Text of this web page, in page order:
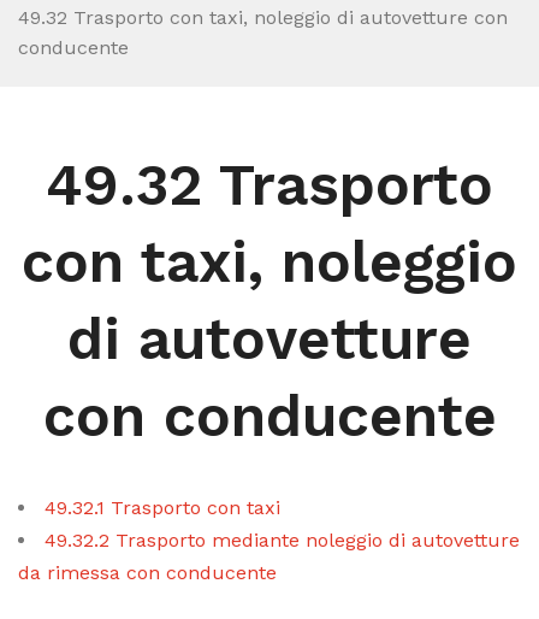
CODICE FISCALE
49.32 Trasporto con taxi, noleggio di autovetture con
conducente
49.32 Trasporto
con taxi, noleggio
di autovetture
con conducente
49.32.1 Trasporto con taxi
49.32.2 Trasporto mediante noleggio di autovetture
da rimessa con conducente